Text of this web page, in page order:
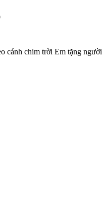
cánh chim trời Em tặng người